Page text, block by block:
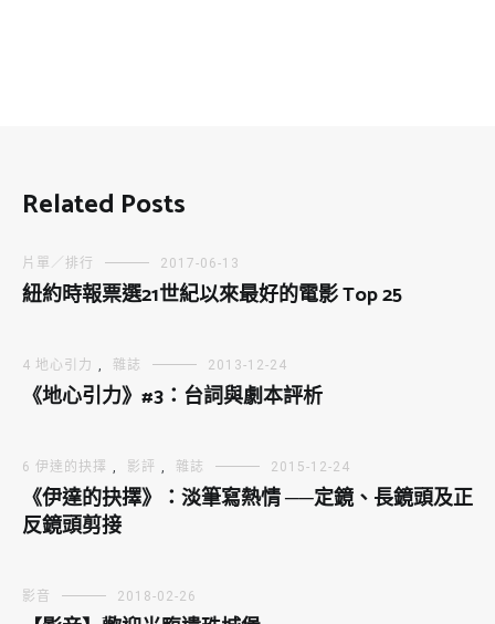
Related Posts
片單／排行 2017-06-13
紐約時報票選21世紀以來最好的電影 Top 25
4 地心引力 , 雜誌 2013-12-24
《地心引力》#3：台詞與劇本評析
6 伊達的抉擇 , 影評 , 雜誌 2015-12-24
《伊達的抉擇》：淡筆寫熱情 ──定鏡、長鏡頭及正
反鏡頭剪接
影音 2018-02-26